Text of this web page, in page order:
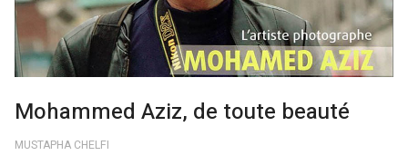
Mohammed Aziz, de toute beauté
MUSTAPHA CHELFI